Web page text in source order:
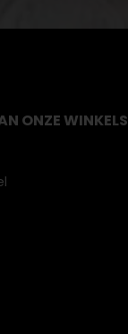
ONZE WINKELS